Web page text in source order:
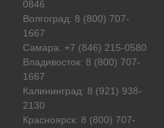
0846
Волгоград: 8 (800) 707-
1667
Самара: +7 (846) 215-0580
Владивосток: 8 (800) 707-
1667
Калининград: 8 (921) 938-
2130
Красноярск: 8 (800) 707-